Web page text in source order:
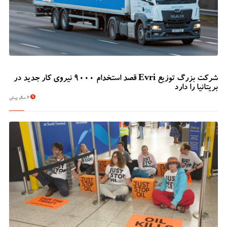
شرکت بزرگ توزیع Evri قصد استخدام ۹۰۰۰ نیروی کار جدید در
بریتانیا را دارد
2 سال پیش